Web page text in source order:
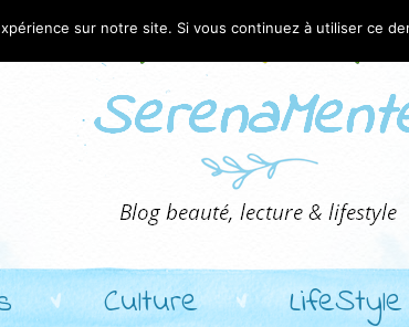
Culture LifeStyle
sur notre site. Si vous continuez à utiliser ce